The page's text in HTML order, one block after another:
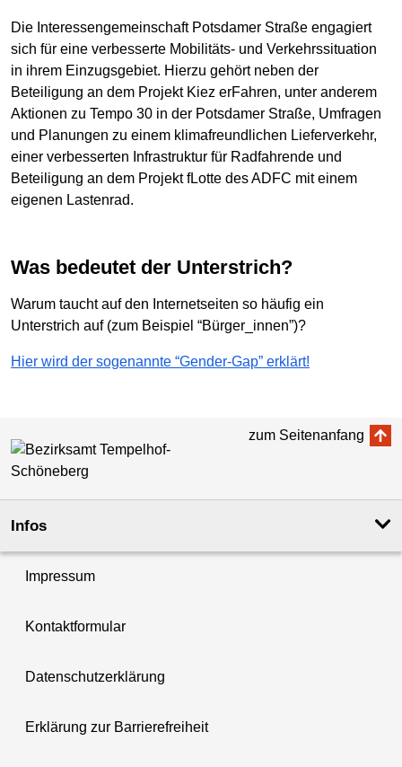
Die Interessengemeinschaft Potsdamer Straße engagiert
sich für eine verbesserte Mobilitäts- und Verkehrssituation
in ihrem Einzugsgebiet. Hierzu gehört neben der
Beteiligung an dem Projekt Kiez erFahren, unter anderem
Aktionen zu Tempo 30 in der Potsdamer Straße, Umfragen
und Planungen zu einem klimafreundlichen Lieferverkehr,
einer verbesserten Infrastruktur für Radfahrende und
Beteiligung an dem Projekt fLotte des ADFC mit einem
eigenen Lastenrad.
Was bedeutet der Unterstrich?
Warum taucht auf den Internetseiten so häufig ein
Unterstrich auf (zum Beispiel “Bürger_innen”)?
Hier wird der sogenannte “Gender-Gap” erklärt!
zum Seitenanfang
Infos
Impressum
Kontaktformular
Datenschutzerklärung
Erklärung zur Barrierefreiheit